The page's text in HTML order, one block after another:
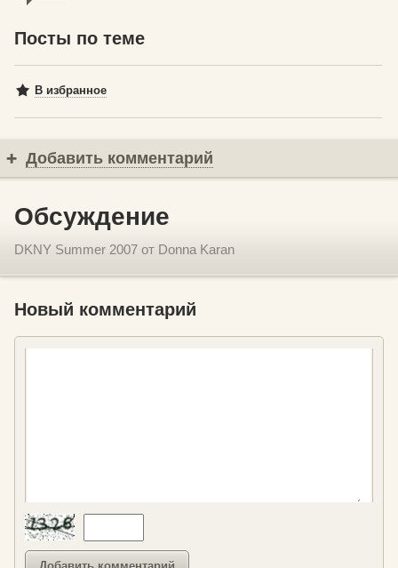
Посты по теме
В избранное
Добавить комментарий
Обсуждение
DKNY Summer 2007 от Donna Karan
Новый комментарий